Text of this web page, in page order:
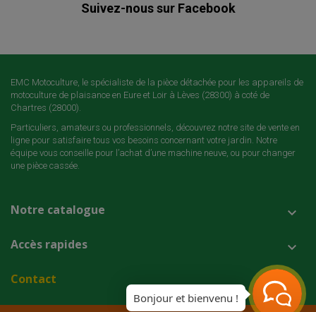
Suivez-nous sur Facebook
EMC Motoculture, le spécialiste de la pièce détachée pour les appareils de
motoculture de plaisance en Eure et Loir à Lèves (28300) à coté de
Chartres (28000).
Particuliers, amateurs ou professionnels, découvrez notre site de vente en
ligne pour satisfaire tous vos besoins concernant votre jardin. Notre
équipe vous conseille pour l’achat d’une machine neuve, ou pour changer
une pièce cassée.
Notre catalogue 
Accès rapides 
Contact 
Bonjour et bienvenu !